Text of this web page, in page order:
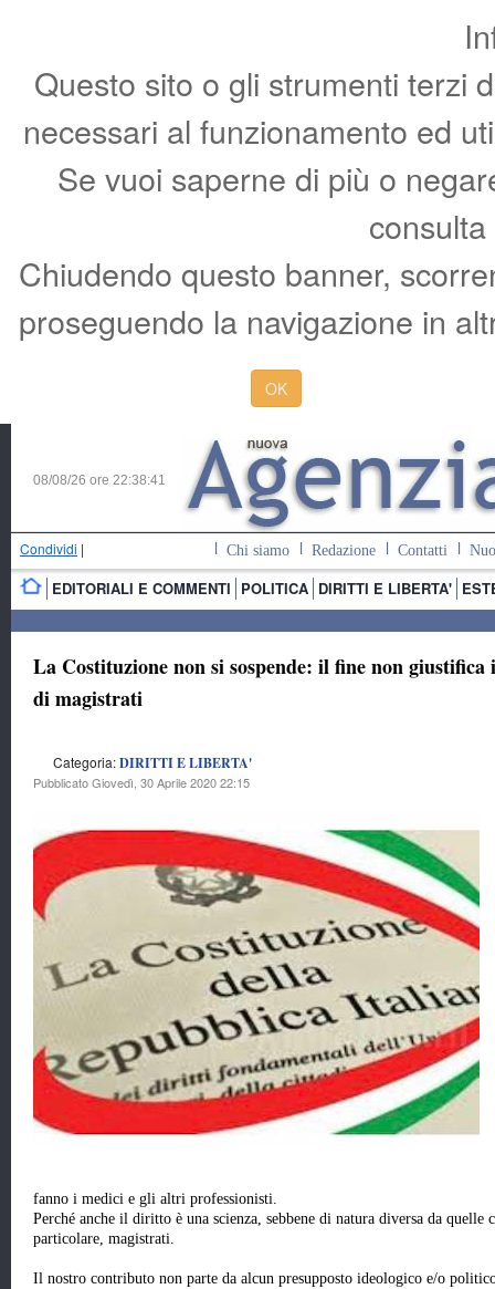
Questo sito o gli strumenti terzi
necessari al funzionamento ed
Se vuoi saperne di più o
Chiudendo questo banner,
proseguendo la navigazione in
OK
08/08/26 ore 22:38:42
Condividi | Chi siamo Redazione Contatti
EDITORIALI E COMMENTI POLITICA DIRITTI E LIBERTA'
La Costituzione non si sospende: il fine non
di magistrati
Categoria:DIRITTI E LIBERTA'
Pubblicato Giovedì, 30 Aprile 2020 22:15
fanno i medici e gli altri professionisti.
Perché anche il diritto è una scienza, sebbene di natura diversa da
particolare, magistrati.
Il nostro contributo non parte da alcun presupposto ideologico e/o